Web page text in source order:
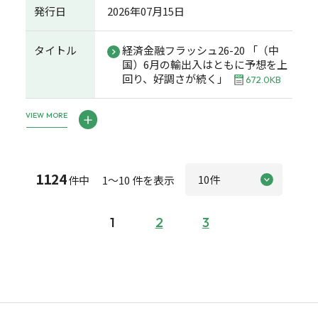
発行日 2026年07月15日
タイトル
経済金融フラッシュ26-20 「（中
国）6月の輸出入はともに予想を上
回り、好調さが続く」
672.0KB
VIEW MORE
1124件中 1～10 件を表示
1 2 3